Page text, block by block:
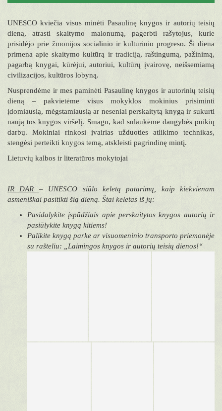
UNESCO kviečia visus minėti Pasaulinę knygos ir autorių teisių
dieną, atrasti skaitymo malonumą, pagerbti rašytojus, kurie
prisidėjo prie žmonijos socialinio ir kultūrinio progreso. Ši diena
primena apie skaitymo kultūrą ir tradiciją, raštingumą, pažinimą,
pagarbą knygai, kūrėjui, autoriui, kultūrų įvairovę, neišsemiamą
civilizacijos, kultūros lobyną.
Nusprendėme ir mes paminėti Pasaulinę knygos ir autorinių teisių
dieną – pakvietėme visus mokyklos mokinius prisiminti
įdomiausią, mėgstamiausią ar neseniai perskaitytą knygą ir sukurti
naują tos knygos viršelį. Smagu, kad sulaukėme daugybės puikių
darbų. Mokiniai rinkosi įvairias užduoties atlikimo technikas,
stengėsi perteikti knygos temą, atskleisti pagrindinę mintį.
Lietuvių kalbos ir literatūros mokytojai
IR DAR – UNESCO siūlo keletą patarimų, kaip kiekvienam
asmeniškai pasitikti šią dieną. Štai keletas iš jų:
Pasidalykite įspūdžiais apie perskaitytos knygos autorių ir
pasiūlykite knygą kitiems!
Palikite knygą parke ar visuomeninio transporto priemonėje
su rašteliu: „Laimingos knygos ir autorių teisių dienos!“